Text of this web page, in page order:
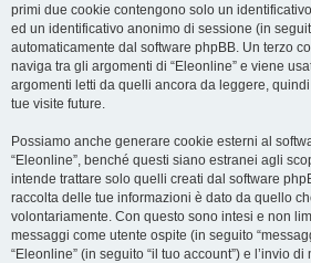
primi due cookie contengono solo un
ed un identificativo anonimo di sessione (in
automaticamente dal software phpBB. Un terzo
naviga tra gli argomenti di “Eleonline” e viene
argomenti letti da quelli ancora da leggere,
tue visite future.
Possiamo anche generare cookie esterni al
“Eleonline”, benché questi siano estranei agli
intende trattare solo quelli creati dal software
raccolta delle tue informazioni è dato da quello
volontariamente. Con questo sono intesi e non
messaggi come utente ospite (in seguito
“Eleonline” (in seguito “il tuo account”) e l’invio